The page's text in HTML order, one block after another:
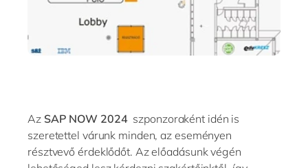
Az SAP NOW 2024szponzoraként idén is
szeretettel várunk minden, az eseményen
résztvevő érdeklődőt. Az előadásunk végén